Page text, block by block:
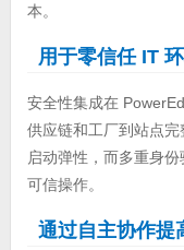
本。
用于零信任 IT
安全性集成在
供应链和工厂到站点
启动弹性，而多重身
可信操作。
通过自主协作提